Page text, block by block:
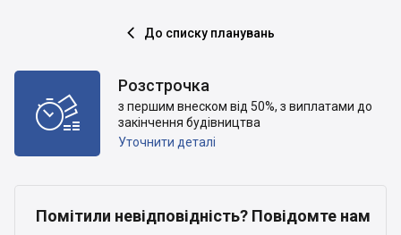
 До списку планувань

Розстрочка
з першим внеском від 50%, з виплатами до
закінчення будівництва
Уточнити деталі
Помітили невідповідність? Повідомте нам